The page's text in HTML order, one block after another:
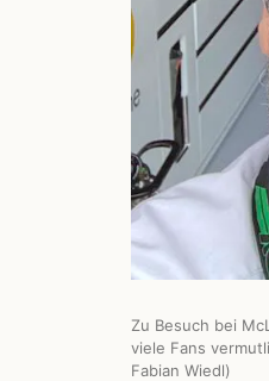
Zu Besuch bei
viele Fans
Fabian Wiedl)